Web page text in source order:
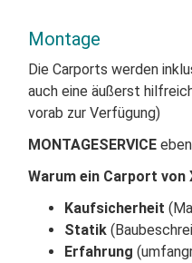
Montage
Die Carports werden
auch eine äußerst
vorab zur Verfügung)
MONTAGESERVICE
Warum ein Carport von
Kaufsicherheit
Statik
Erfahrung